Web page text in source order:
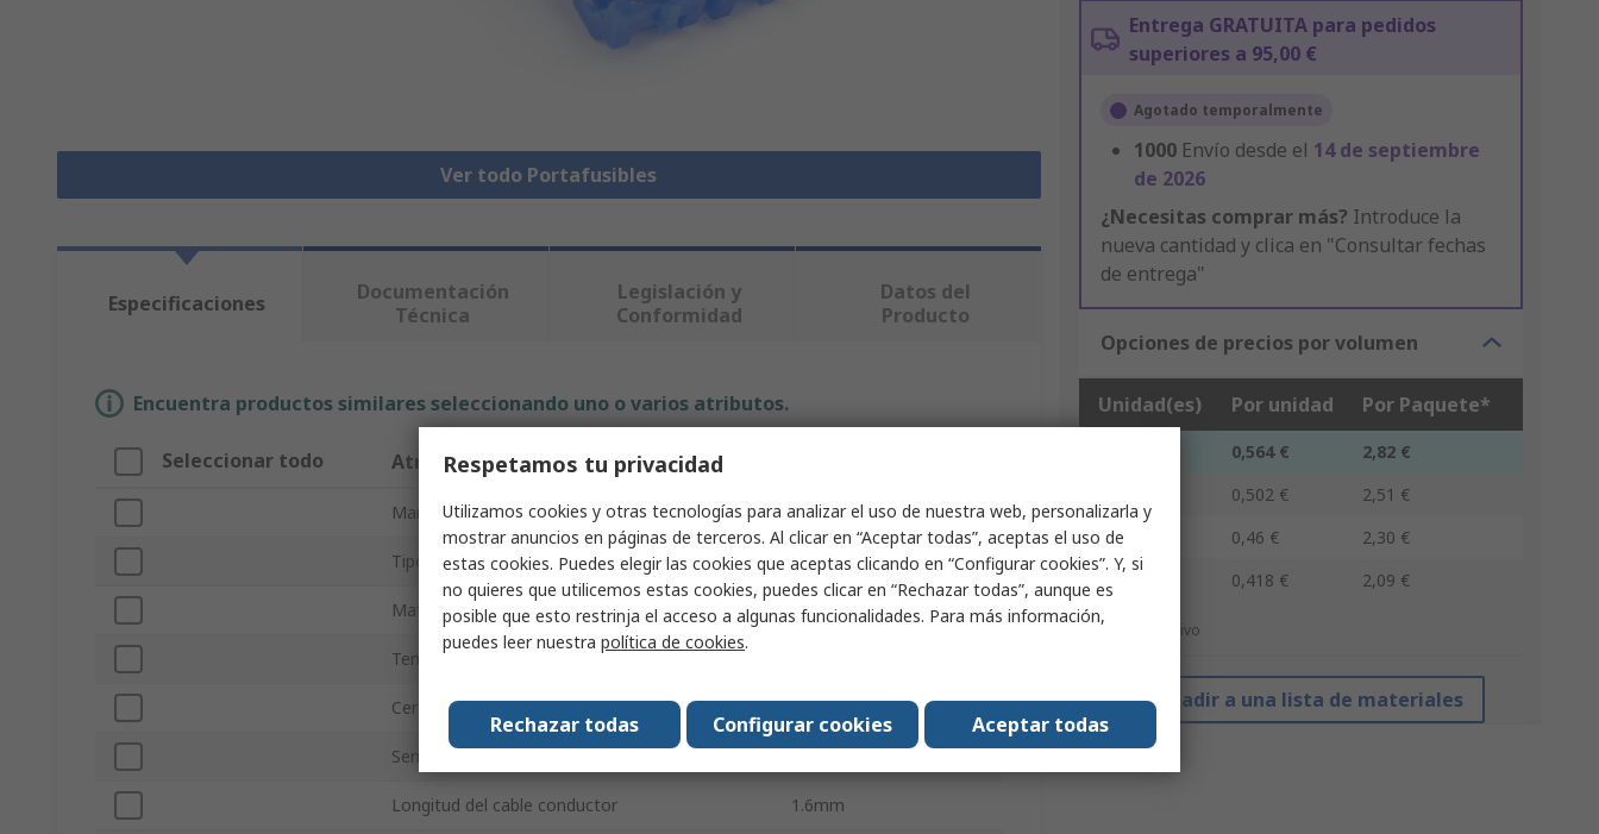
Ver todo Portafusibles
Entrega GRATUITA para pedidos
superiores a 95,00 €
Agotado temporalmente
1000 Envío desde el 14 de septiembre
de 2026
¿Necesitas comprar más? Introduce la
nueva cantidad y clica en "Consultar fechas
de entrega"
Opciones de precios por volumen
Unidad(es) Por unidad Por Paquete*
0,564 €
2,82 €
0,502 €
2,51 €
100 - 245
0,46 €
2,30 €
250 +
0,418 € 2,09 €
*precio indicativo
Añadir a una lista de materiales
Especificaciones
Documentación
Técnica
Legislación y
Conformidad
Datos del
Producto
Encuentra productos similares seleccionando uno o varios atributos.
Seleccionar todo Atributo
Marca 3M
Tipo de producto Portafusibles en línea
Material del cuerpo Polipropileno
Temperatura de funcionamiento máxima
Certificaciones y estándares No
Serie
Longitud del cable conductor 1.6mm
Respetamos tu privacidad
Utilizamos cookies y otras tecnologías para analizar el uso de nuestra web, personalizarla y
mostrar anuncios en páginas de terceros. Al clicar en “Aceptar todas”, aceptas el uso de
estas cookies. Puedes elegir las cookies que aceptas clicando en “Configurar cookies”. Y, si
no quieres que utilicemos estas cookies, puedes clicar en “Rechazar todas”, aunque es
posible que esto restrinja el acceso a algunas funcionalidades. Para más información,
puedes leer nuestra política de cookies.
Aceptar todas
Configurar cookies
Rechazar todas